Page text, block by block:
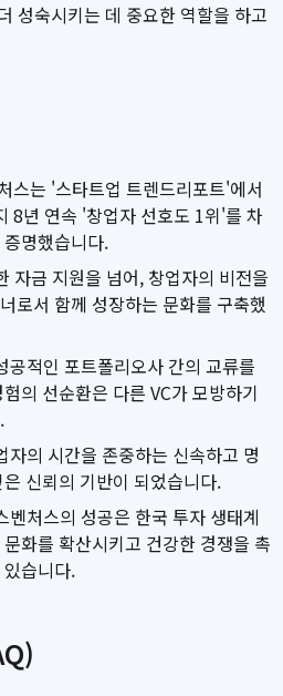
성숙시키는 데 중요한 역할을 하고
스는 '스타트업 트렌드리포트'에서
8년 연속 '창업자 선호도 1위'를 차
명했습니다.
자금 지원을 넘어, 창업자의 비전을
로서 함께 성장하는 문화를 구축했
공적인 포트폴리오사 간의 교류를
의 선순환은 다른 VC가 모방하기
자의 시간을 존중하는 신속하고 명
신뢰의 기반이 되었습니다.
벤처스의 성공은 한국 투자 생태계
화를 확산시키고 건강한 경쟁을 촉
습니다.